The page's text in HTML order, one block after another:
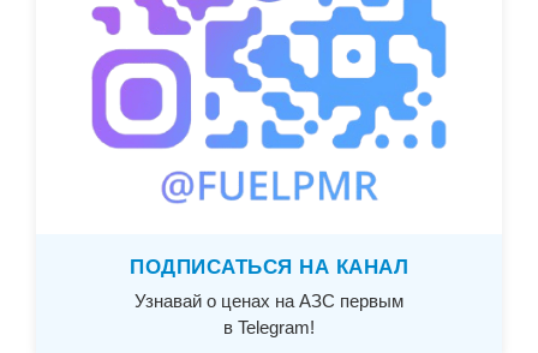
ПОДПИСАТЬСЯ НА КАНАЛ
Узнавай о ценах на АЗС первым
в Telegram!